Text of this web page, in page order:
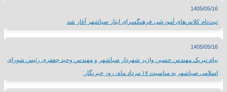
1405/05/16
ثبت‌نام کلاس‌های آموزشی فرهنگسرای ایثار صباشهر آغاز شد
1405/05/16
پیام تبریک مهندس حسین واژیر شهردار صباشهر و مهندس وحید جعفری رئیس شورای
اسلامی صباشهر به مناسبت ۱۷ مرداد ماه، روز خبرنگار: